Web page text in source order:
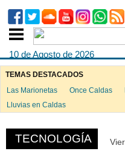
10 de Agosto de 2026
TEMAS DESTACADOS
Las Marionetas
Once Caldas
Lluvias en Caldas
TECNOLOGÍA